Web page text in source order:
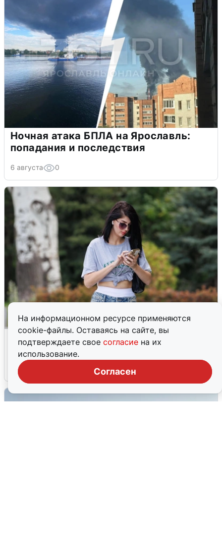
На информационном ресурсе применяются
cookie-файлы. Оставаясь на сайте, вы
подтверждаете свое согласие на их
использование.
Согласен
Ночная атака БПЛА на Ярославль:
попадания и последствия
6 августа 0
Волгоградцы остались без
мобильного интернета
6 августа